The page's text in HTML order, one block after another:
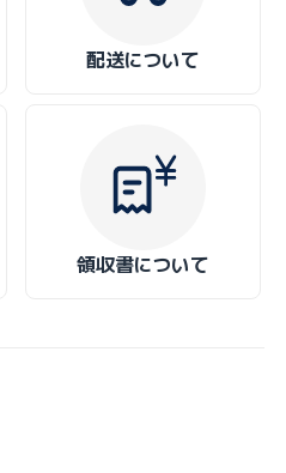
配送について
領収書について